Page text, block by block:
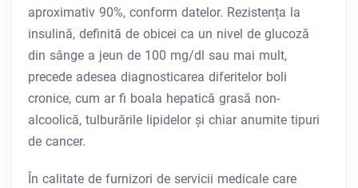
aproximativ 90%, conform datelor. Rezistența la
insulină, definită de obicei ca un nivel de glucoză
din sânge a jeun de 100 mg/dl sau mai mult,
precede adesea diagnosticarea diferitelor boli
cronice, cum ar fi boala hepatică grasă non-
alcoolică, tulburările lipidelor și chiar anumite tipuri
de cancer.
În calitate de furnizori de servicii medicale care